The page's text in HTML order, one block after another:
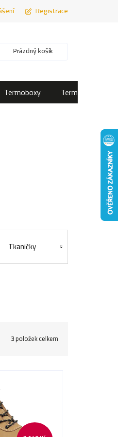
Registrace
Nákupní košík
Prázdný košík
Termoboxy Termotašky
Tkaničky
3položek celkem